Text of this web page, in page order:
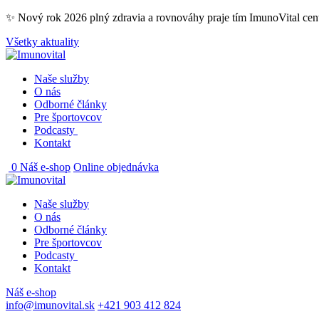
Skip
content
✨ Nový rok 2026 plný zdravia a rovnováhy praje tím ImunoVital
Všetky aktuality
Naše služby
O nás
Odborné články
Pre športovcov
Podcasty
Kontakt
0 Náš e-shop Online objednávka
Naše služby
O nás
Odborné články
Pre športovcov
Podcasty
Kontakt
Náš e-shop
info@imunovital.sk +421 903 412 824